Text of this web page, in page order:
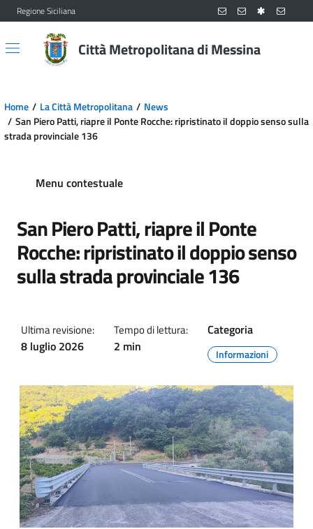
Vai al contenuto principale
Vai al menu principale
Regione Siciliana
Città Metropolitana di Messina
Home La Città Metropolitana
News
San Piero Patti, riapre il Ponte Rocche: ripristinato il doppio senso sulla
strada provinciale 136
Menu contestuale
San Piero Patti, riapre il Ponte
Rocche: ripristinato il doppio senso
sulla strada provinciale 136
Ultima revisione:
8 luglio 2026
Tempo di lettura:
2 min
Categoria
Informazioni